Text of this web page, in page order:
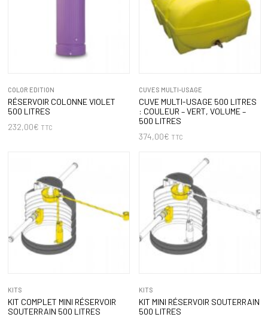
COLOR EDITION
RÉSERVOIR COLONNE VIOLET
500 LITRES
232,00€ TTC
CUVES MULTI-USAGE
CUVE MULTI-USAGE 500 LITRES
: COULEUR – VERT, VOLUME –
500 LITRES
374,00€ TTC
KITS
KIT COMPLET MINI RÉSERVOIR
SOUTERRAIN 500 LITRES
KITS
KIT MINI RÉSERVOIR SOUTERRAIN
500 LITRES